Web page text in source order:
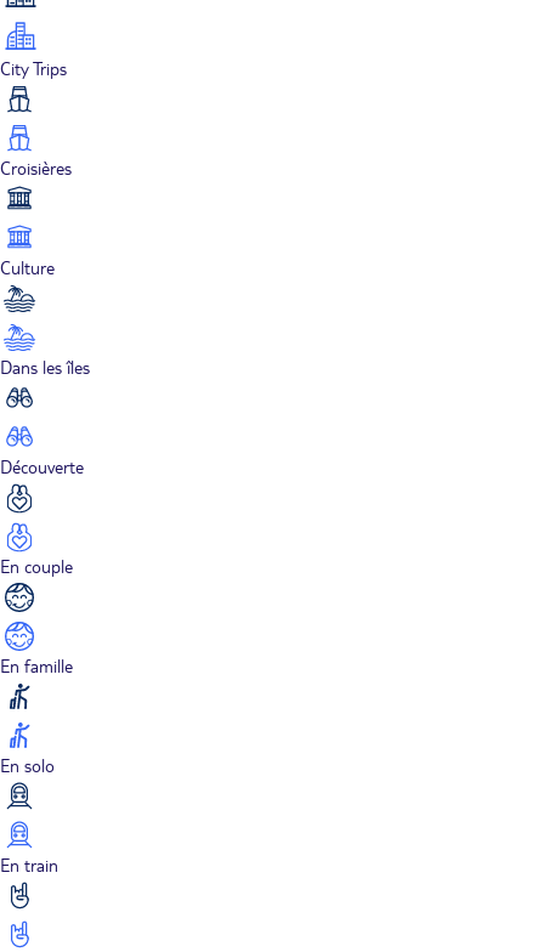
City Trips
Croisières
Culture
Dans les îles
Découverte
En couple
En famille
En solo
En train